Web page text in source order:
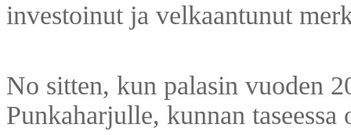
investoinut ja velkaantunut
No sitten, kun palasin vuoden
Punkaharjulle, kunnan